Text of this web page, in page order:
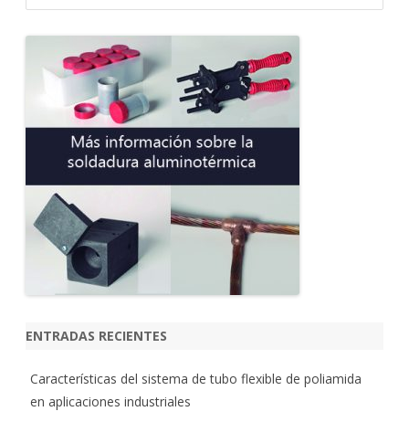
ENTRADAS RECIENTES
Características del sistema de tubo flexible de poliamida
en aplicaciones industriales